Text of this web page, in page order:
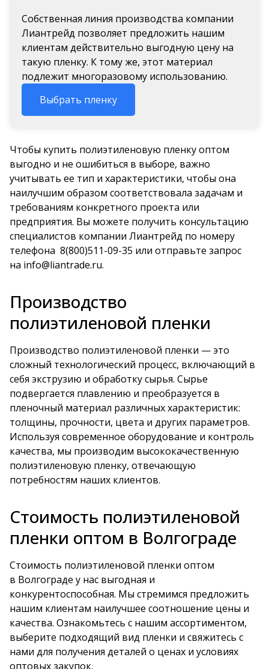
Собственная линия производства компании
Лиантрейд позволяет предложить нашим
клиентам действительно выгодную цену на
такую пленку. К тому же, этот материал
подлежит многоразовому использованию.
Выбрать пленку
Чтобы купить полиэтиленовую пленку оптом
выгодно и не ошибиться в выборе, важно
учитывать ее тип и характеристики, чтобы она
наилучшим образом соответствовала задачам и
требованиям конкретного проекта или
предприятия. Вы можете получить консультацию
специалистов компании Лиантрейд по номеру
телефона 8(800)511-09-35 или отправьте запрос
на info@liantrade.ru.
Производство
полиэтиленовой пленки
Производство полиэтиленовой пленки — это
сложный технологический процесс, включающий в
себя экструзию и обработку сырья. Сырье
подвергается плавлению и преобразуется в
пленочный материал различных характеристик:
толщины, прочности, цвета и других параметров.
Используя современное оборудование и контроль
качества, мы производим высококачественную
полиэтиленовую пленку, отвечающую
потребностям наших клиентов.
Стоимость полиэтиленовой
пленки оптом в Волгограде
Стоимость полиэтиленовой пленки оптом
в Волгограде у нас выгодная и
конкурентоспособная. Мы стремимся предложить
нашим клиентам наилучшее соотношение цены и
качества. Ознакомьтесь с нашим ассортиментом,
выберите подходящий вид пленки и свяжитесь с
нами для получения деталей о ценах и условиях
оптовых закупок.